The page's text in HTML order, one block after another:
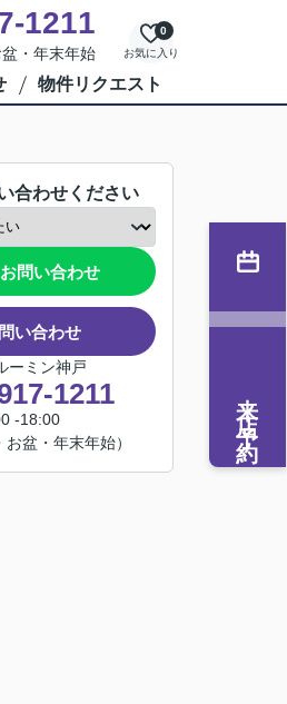
1211
・年末年始 お気に入り
0
物件リクエスト
合わせください
問い合わせ
い合わせ
ーミン神戸
1211
-18:00
お盆・年末年始）
来店予約